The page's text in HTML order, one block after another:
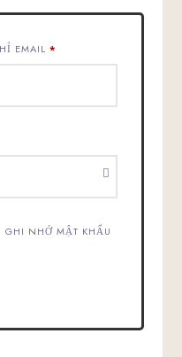
EMAIL *
BUỘC
GHI NHỚ MẬT KHẨU